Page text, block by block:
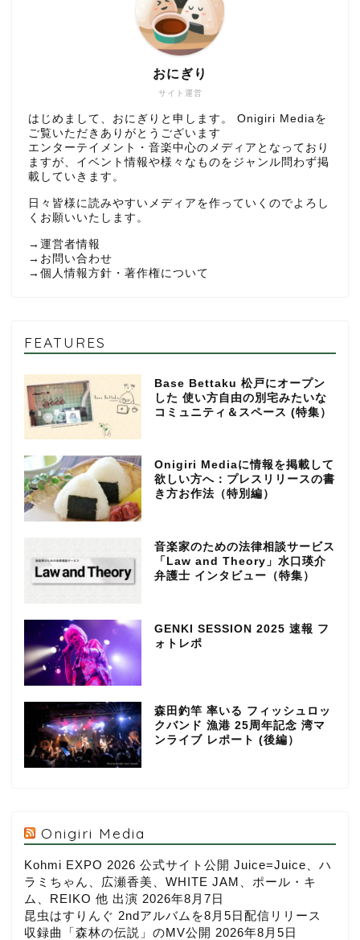
サイト運営
おにぎり
はじめまして、おにぎりと申します。 Onigiri Mediaを
ご覧いただきありがとうございます
エンターテイメント・音楽中心のメディアとなっており
ますが、イベント情報や様々なものをジャンル問わず掲
載していきます。
日々皆様に読みやすいメディアを作っていくのでよろし
くお願いいたします。
→ 運営者情報
→ お問い合わせ
→ 個人情報方針・著作権について
FEATURES
Base Bettaku 松戸にオープン
した 使い方自由の別宅みたいな
コミュニティ＆スペース (特集）
Onigiri Mediaに情報を掲載して
欲しい方へ：プレスリリースの書
き方お作法（特別編）
音楽家のための法律相談サービス
「Law and Theory」水口瑛介
弁護士 インタビュー（特集）
GENKI SESSION 2025 速報 フ
ォトレポ
森田釣竿 率いる フィッシュロッ
クバンド 漁港 25周年記念 湾マ
ンライブ レポート (後編）
Onigiri Media
Kohmi EXPO 2026 公式サイト公開 Juice=Juice、ハ
ラミちゃん、広瀬香美、WHITE JAM、ポール・キ
ム、REIKO 他 出演 2026年8月7日
昆虫はすりんぐ 2ndアルバムを8月5日配信リリース
収録曲「森林の伝説」のMV公開 2026年8月5日